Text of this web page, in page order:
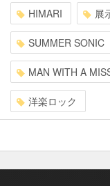
HIMARI 展
SUMMER SONIC
MAN WITH A
洋楽ロック